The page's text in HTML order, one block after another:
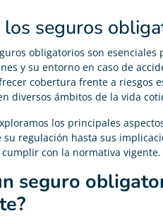
los seguros
obligatorios son
y su entorno en caso de
cobertura frente a riesgos
diversos ámbitos de la vida
los principales
su regulación hasta sus
con la normativa vigente.
seguro